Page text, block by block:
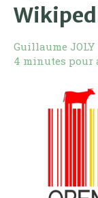
Guillaume JOLY
4 minutes pour